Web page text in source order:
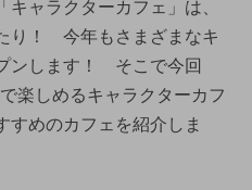
ャラクターカフェ」は、
り！ 今年もさまざまなキ
ンします！ そこで今回
楽しめるキャラクターカフ
すめのカフェを紹介しま